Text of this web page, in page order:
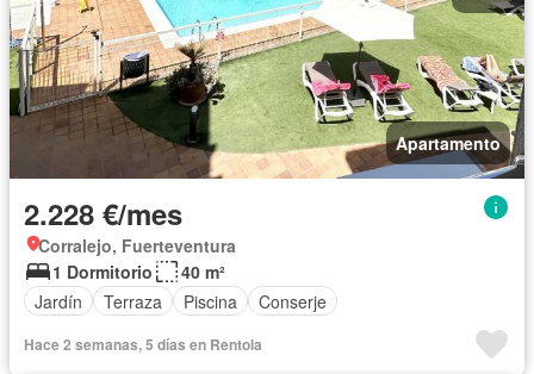
Apartamento
2.228 €/mes
Corralejo, Fuerteventura
1 Dormitorio
40 m²
Jardín
Terraza Piscina Conserje
Hace 2 semanas, 5 días en Rentola